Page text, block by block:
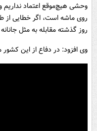
وحشی هیچ‌موقع اعتماد
روز گذشته مقابله به مثل
وی افزود: در دفاع از این